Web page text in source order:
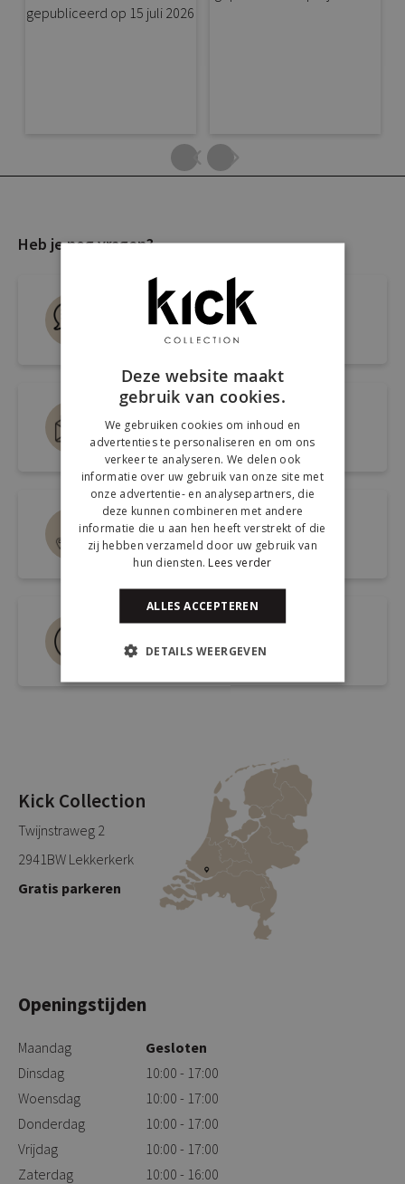
Heb je nog vragen?
Live chat
Snel antwoord op je vraag
Mail ons via
info@kickcollection.nl
Route naar de winkel
Open link naar Google Maps
Bel ons 0180-660999
Spreek een medewerker
Kick Collection
Twijnstraweg 2
2941BW Lekkerkerk
Gratis parkeren
Openingstijden
Maandag
Gesloten
Dinsdag
10:00 - 17:00
Woensdag
10:00 - 17:00
Donderdag
10:00 - 17:00
Vrijdag
10:00 - 17:00
Zaterdag
10:00 - 16:00
Deze website maakt
gebruik van cookies.
We gebruiken cookies om inhoud en
advertenties te personaliseren en om ons
verkeer te analyseren. We delen ook
informatie over uw gebruik van onze site met
onze advertentie- en analysepartners, die
deze kunnen combineren met andere
informatie die u aan hen heeft verstrekt of die
zij hebben verzameld door uw gebruik van
hun diensten. Lees verder
ALLES ACCEPTEREN
DETAILS WEERGEVEN